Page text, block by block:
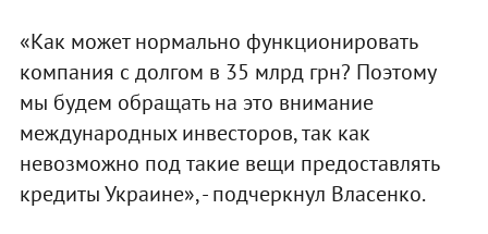
«Как может нормально функционировать
компания с долгом в 35 млрд грн? Поэтому
мы будем обращать на это внимание
международных инвесторов, так как
невозможно под такие вещи предоставлять
кредиты Украине», - подчеркнул Власенко.